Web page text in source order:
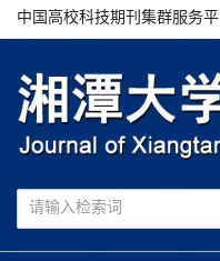
中国高校科技期刊集群服务